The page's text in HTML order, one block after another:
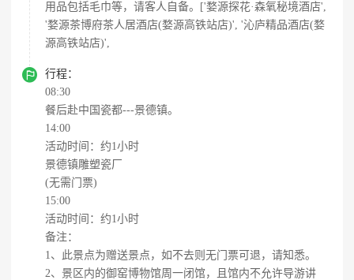
用品包括毛巾等，请客人自备。['婺源探花·森氧秘境酒店',
'婺源茶博府茶人居酒店(婺源高铁站店)', '沁庐精品酒店(婺
源高铁站店)',

行程：
08:30
餐后赴中国瓷都---景德镇。
14:00
活动时间：约1小时
景德镇雕塑瓷厂
(无需门票)
15:00
活动时间：约1小时
备注：
1、此景点为赠送景点，如不去则无门票可退，请知悉。
2、景区内的御窑博物馆周一闭馆，且馆内不允许导游讲